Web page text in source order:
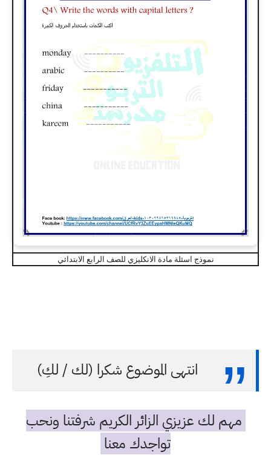
نموذج اسئلة مادة الانكليزي للصف الرابع الابتدائي
انتهى الموضوع شكرا (لك / لكِ)
مهم لك عزيزي الزائر الكريم شرفتنا ونحب
تواجدك معنا